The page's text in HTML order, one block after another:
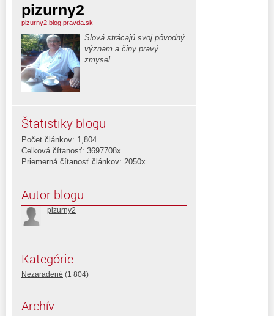
pizurny2
pizurny2.blog.pravda.sk
Slová strácajú svoj pôvodný
význam a činy pravý
zmysel.
Štatistiky blogu
Počet článkov: 1,804
Celková čítanosť: 3697708x
Priemerná čítanosť článkov: 2050x
Autor blogu
pizurny2
Kategórie
Nezaradené (1 804)
Archív